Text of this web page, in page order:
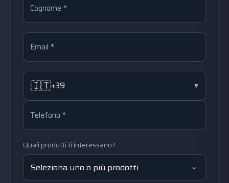
Cognome *
Email *
🇮🇹+39 ▾
Telefono *
Quali prodotti ti interessano?
Seleziona uno o più prodotti